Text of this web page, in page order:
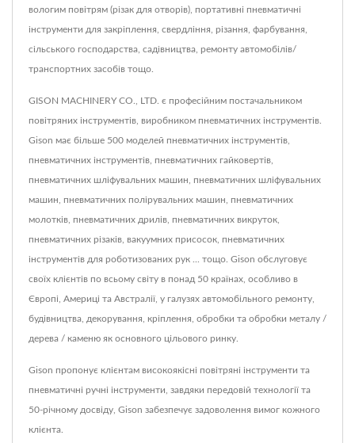
вологим повітрям (різак для отворів), портативні пневматичні
інструменти для закріплення, свердління, різання, фарбування,
сільського господарства, садівництва, ремонту автомобілів/
транспортних засобів тощо.
GISON MACHINERY CO., LTD. є професійним постачальником
повітряних інструментів, виробником пневматичних інструментів.
Gison має більше 500 моделей пневматичних інструментів,
пневматичних інструментів, пневматичних гайковертів,
пневматичних шліфувальних машин, пневматичних шліфувальних
машин, пневматичних полірувальних машин, пневматичних
молотків, пневматичних дрилів, пневматичних викруток,
пневматичних різаків, вакуумних присосок, пневматичних
інструментів для роботизованих рук ... тощо. Gison обслуговує
своїх клієнтів по всьому світу в понад 50 країнах, особливо в
Європі, Америці та Австралії, у галузях автомобільного ремонту,
будівництва, декорування, кріплення, обробки та обробки металу /
дерева / каменю як основного цільового ринку.
Gison пропонує клієнтам високоякісні повітряні інструменти та
пневматичні ручні інструменти, завдяки передовій технології та
50-річному досвіду, Gison забезпечує задоволення вимог кожного
клієнта.